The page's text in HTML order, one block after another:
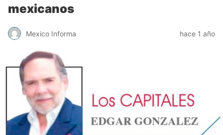
mexicanos
Mexico Informa hace 1 año